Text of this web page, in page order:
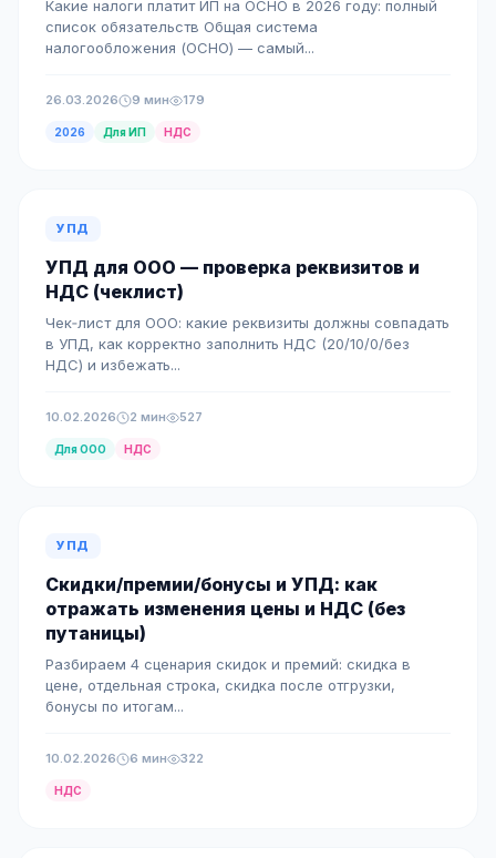
Какие налоги платит ИП на ОСНО в 2026 году: полный
список обязательств Общая система
налогообложения (ОСНО) — самый...
26.03.2026 9 мин 179
2026 Для ИП НДС
УПД
УПД для ООО — проверка реквизитов и
НДС (чеклист)
Чек‑лист для ООО: какие реквизиты должны совпадать
в УПД, как корректно заполнить НДС (20/10/0/без
НДС) и избежать...
10.02.2026 2 мин 527
Для ООО НДС
УПД
Скидки/премии/бонусы и УПД: как
отражать изменения цены и НДС (без
путаницы)
Разбираем 4 сценария скидок и премий: скидка в
цене, отдельная строка, скидка после отгрузки,
бонусы по итогам...
10.02.2026 6 мин 322
НДС